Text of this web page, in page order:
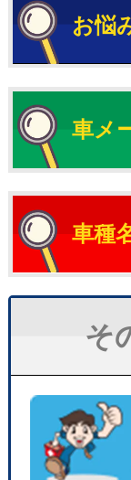
お悩
車メ
車種
そ